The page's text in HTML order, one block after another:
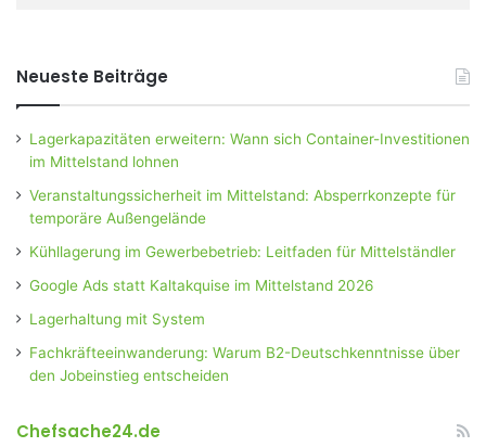
Neueste Beiträge
Lagerkapazitäten erweitern: Wann sich Container-Investitionen
im Mittelstand lohnen
Veranstaltungssicherheit im Mittelstand: Absperrkonzepte für
temporäre Außengelände
Kühllagerung im Gewerbebetrieb: Leitfaden für Mittelständler
Google Ads statt Kaltakquise im Mittelstand 2026
Lagerhaltung mit System
Fachkräfteeinwanderung: Warum B2-Deutschkenntnisse über
den Jobeinstieg entscheiden
Chefsache24.de